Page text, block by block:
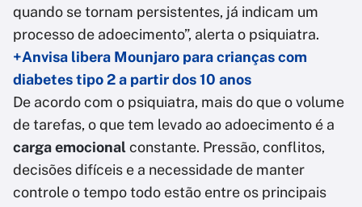
quando se tornam persistentes, já indicam um
processo de adoecimento”, alerta o psiquiatra.
+Anvisa libera Mounjaro para crianças com
diabetes tipo 2 a partir dos 10 anos
De acordo com o psiquiatra, mais do que o volume
de tarefas, o que tem levado ao adoecimento é a
carga emocionalconstante. Pressão, conflitos,
decisões difíceis e a necessidade de manter
controle o tempo todo estão entre os principais